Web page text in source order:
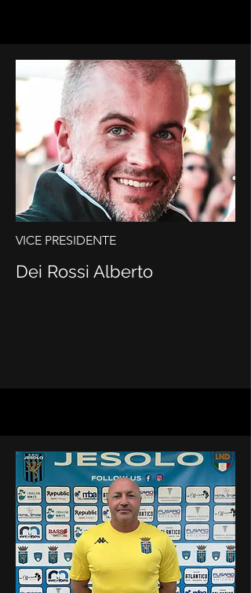
VICE PRESIDENTE
Dei Rossi Alberto